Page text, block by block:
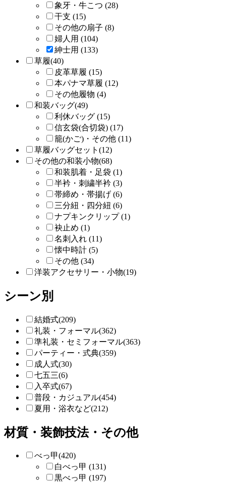
象牙・牛こつ (28)
干支 (15)
その他の扇子 (8)
婦人用 (104)
紳士用 (133)
草履(40)
皮革草履 (15)
本パナマ草履 (12)
その他履物 (4)
和装バッグ(49)
利休バッグ (15)
信玄袋(合切袋) (17)
籠(かご)・その他 (11)
草履バッグセット(12)
その他の和装小物(68)
和装肌着・足袋 (1)
半衿・刺繍半衿 (3)
帯締め・帯揚げ (6)
三分紐・四分紐 (6)
ナプキンクリップ (1)
袂止め (1)
名刺入れ (11)
懐中時計 (5)
その他 (34)
洋装アクセサリー・小物(19)
シーン別
結婚式(209)
礼装・フォーマル(362)
準礼装・セミフォーマル(363)
パーティー・式典(359)
成人式(30)
七五三(6)
入卒式(67)
普段・カジュアル(454)
夏用・浴衣など(212)
材質・装飾技法・その他
べっ甲(420)
白べっ甲 (131)
黒べっ甲 (197)